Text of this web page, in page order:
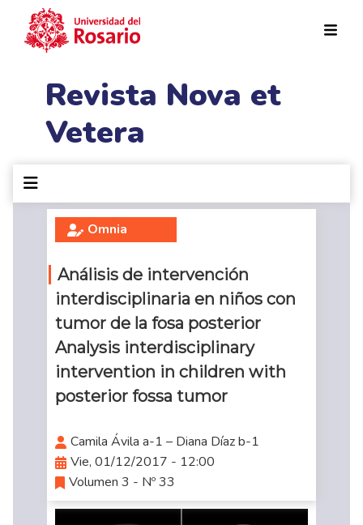
Revista Nova et
Vetera
Omnia
Análisis de intervención
interdisciplinaria en niños con
tumor de la fosa posterior
Analysis interdisciplinary
intervention in children with
posterior fossa tumor
Camila Ávila a-1 – Diana Díaz b-1
Vie, 01/12/2017 - 12:00
Volumen 3 - Nº 33